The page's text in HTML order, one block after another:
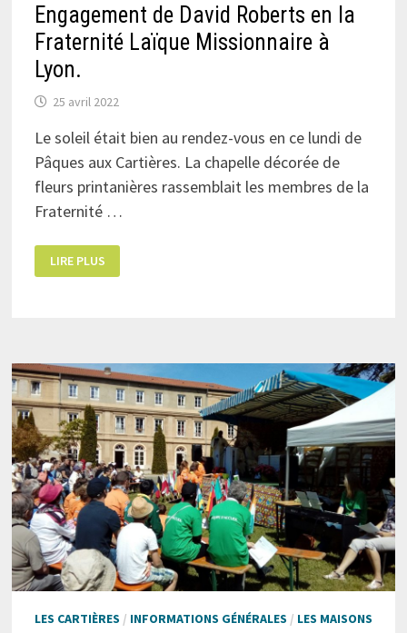
Engagement de David Roberts en la
Fraternité Laïque Missionnaire à
Lyon.
25 avril 2022
Le soleil était bien au rendez-vous en ce lundi de
Pâques aux Cartières. La chapelle décorée de
fleurs printanières rassemblait les membres de la
Fraternité …
ENGAGEMENT
DE
DAVID
À
LYON.
LIRE PLUS
LES CARTIÈRES / INFORMATIONS GÉNÉRALES / LES MAISONS